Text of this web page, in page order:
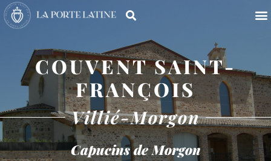
COUVENT SAINT-
FRANÇOIS
Villié-Morgon
Capucins de Morgon